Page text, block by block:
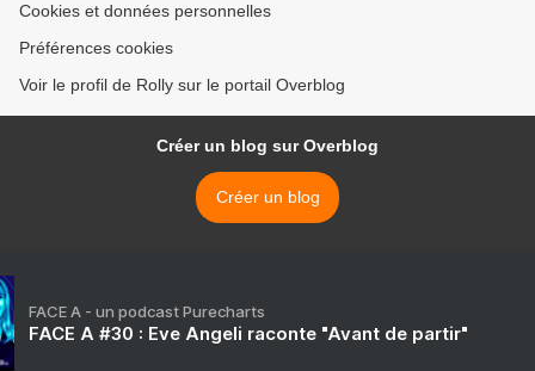
Cookies et données personnelles
Préférences cookies
Voir le profil de Rolly sur le portail Overblog
Créer un blog sur Overblog
Créer un blog
FACE A - un podcast Purecharts
FACE A #30 : Eve Angeli raconte "Avant de partir"